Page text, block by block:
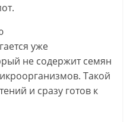
уже
не содержит семян
Такой
и сразу готов к